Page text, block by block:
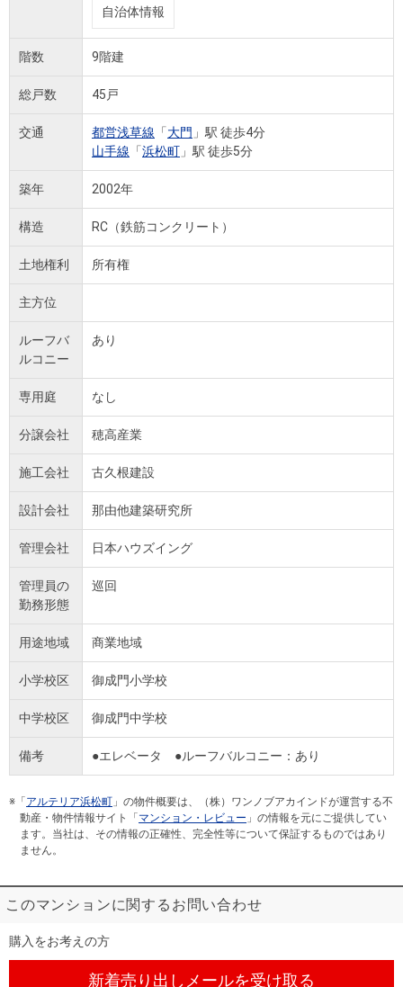
自治体情報
階数 9階建
総戸数 45戸
交通 都営浅草線 「大門 」駅 徒歩4分
山手線 「浜松町 」駅 徒歩5分
築年 2002年
構造 RC（鉄筋コンクリート）
土地権利 所有権
主方位
ルーフバ
ルコニー
あり
専用庭 なし
分譲会社 穂高産業
施工会社 古久根建設
設計会社 那由他建築研究所
管理会社 日本ハウズイング
管理員の
勤務形態
巡回
用途地域 商業地域
小学校区 御成門小学校
中学校区 御成門中学校
備考 ●エレベータ ●ルーフバルコニー：あり
※「 アルテリア浜松町 」の物件概要は、（株）ワンノブアカインドが運営する不
動産・物件情報サイト「 マンション・レビュー 」の情報を元にご提供してい
ます。当社は、その情報の正確性、完全性等について保証するものではあり
ません。
このマンションに関するお問い合わせ
購入をお考えの方
新着売り出しメールを受け取る